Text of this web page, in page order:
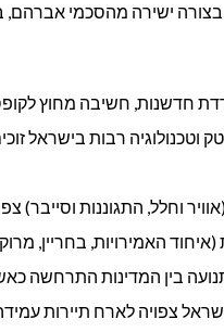
ישירה מהסכמי אברהם,
חדשנות, חשיבה מחוץ
וטכנולוגיה רבות בישראל
וחלל, התגוננות וסייבר)
האמירויות, בחריין,
בין המדינות התרחשה
צפויה לארח תיירות